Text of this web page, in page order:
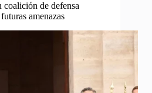
coalición de defensa
amenazas